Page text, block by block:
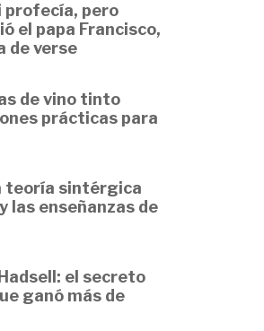
profecía, pero
el papa Francisco,
de verse
de vino tinto
prácticas para
teoría sintérgica
las enseñanzas de
el secreto
ganó más de